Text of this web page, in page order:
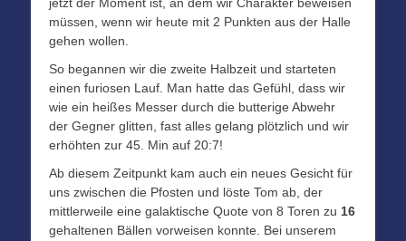
müssen, wenn wir heute mit 2 Punkten aus der Halle
gehen wollen.
So begannen wir die zweite Halbzeit und starteten
einen furiosen Lauf. Man hatte das Gefühl, dass wir
wie ein heißes Messer durch die butterige Abwehr
der Gegner glitten, fast alles gelang plötzlich und wir
erhöhten zur 45. Min auf 20:7!
Ab diesem Zeitpunkt kam auch ein neues Gesicht für
uns zwischen die Pfosten und löste Tom ab, der
mittlerweile eine galaktische Quote von 8 Toren zu 16
gehaltenen Bällen vorweisen konnte. Bei unserem